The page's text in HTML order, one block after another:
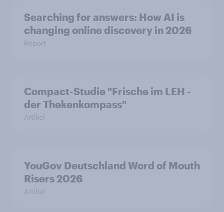
Searching for answers: How AI is
changing online discovery in 2026
Report
Compact-Studie "Frische im LEH -
der Thekenkompass"
Artikel
YouGov Deutschland Word of Mouth
Risers 2026
Artikel